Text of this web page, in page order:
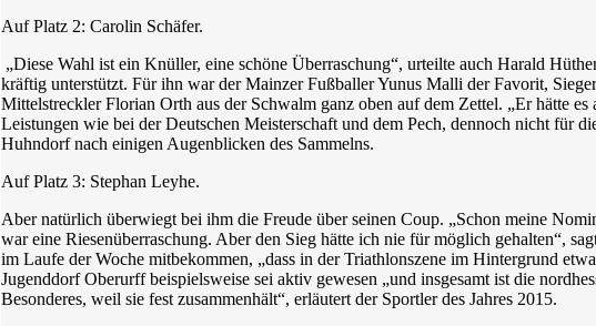
Auf Platz 2: Carolin Schäfer.
„Diese Wahl ist ein Knüller, eine schöne Überraschung“, urteilte auch Harald
kräftig unterstützt. Für ihn war der Mainzer Fußballer Yunus Malli der Favorit,
Mittelstreckler Florian Orth aus der Schwalm ganz oben auf dem Zettel. „Er hätte
Leistungen wie bei der Deutschen Meisterschaft und dem Pech, dennoch nicht für
Huhndorf nach einigen Augenblicken des Sammelns.
Auf Platz 3: Stephan Leyhe.
Aber natürlich überwiegt bei ihm die Freude über seinen Coup. „Schon meine
war eine Riesenüberraschung. Aber den Sieg hätte ich nie für möglich gehalten“,
im Laufe der Woche mitbekommen, „dass in der Triathlonszene im Hintergrund
Jugenddorf Oberurff beispielsweise sei aktiv gewesen „und insgesamt ist die
Besonderes, weil sie fest zusammenhält“, erläutert der Sportler des Jahres 2015.